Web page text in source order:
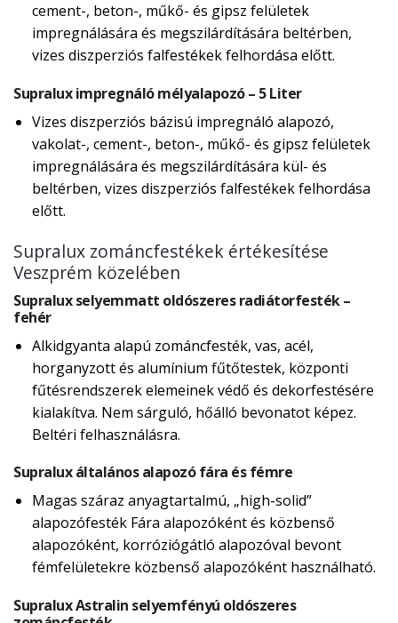
cement-, beton-, műkő- és gipsz felületek
impregnálására és megszilárdítására beltérben,
vizes diszperziós falfestékek felhordása előtt.
Supralux impregnáló mélyalapozó – 5 Liter
Vizes diszperziós bázisú impregnáló alapozó,
vakolat-, cement-, beton-, műkő- és gipsz felületek
impregnálására és megszilárdítására kül- és
beltérben, vizes diszperziós falfestékek felhordása
előtt.
Supralux zománcfestékek értékesítése
Veszprém közelében
Supralux selyemmatt oldószeres radiátorfesték –
fehér
Alkidgyanta alapú zománcfesték, vas, acél,
horganyzott és alumínium fűtőtestek, központi
fűtésrendszerek elemeinek védő és dekorfestésére
kialakítva. Nem sárguló, hőálló bevonatot képez.
Beltéri felhasználásra.
Supralux általános alapozó fára és fémre
Magas száraz anyagtartalmú, „high-solid”
alapozófesték Fára alapozóként és közbenső
alapozóként, korróziógátló alapozóval bevont
fémfelületekre közbenső alapozóként használható.
Supralux Astralin selyemfényú oldószeres